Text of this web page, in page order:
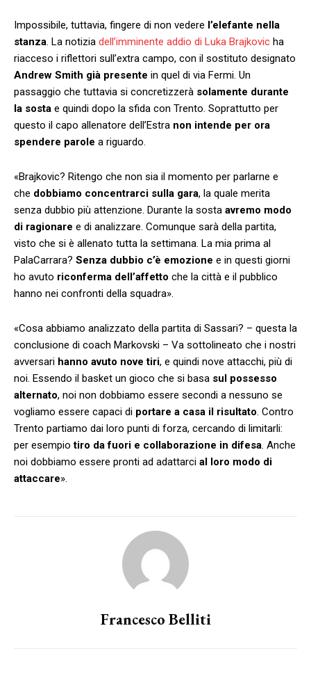
Impossibile, tuttavia, fingere di non vedere l’elefante nella
stanza. La notizia dell’imminente addio di Luka Brajkovic ha
riacceso i riflettori sull’extra campo, con il sostituto designato
Andrew Smith già presente in quel di via Fermi. Un
passaggio che tuttavia si concretizzerà solamente durante
la sosta e quindi dopo la sfida con Trento. Soprattutto per
questo il capo allenatore dell’Estra non intende per ora
spendere parole a riguardo.
«Brajkovic? Ritengo che non sia il momento per parlarne e
che dobbiamo concentrarci sulla gara, la quale merita
senza dubbio più attenzione. Durante la sosta avremo modo
di ragionare e di analizzare. Comunque sarà della partita,
visto che si è allenato tutta la settimana. La mia prima al
PalaCarrara? Senza dubbio c’è emozione e in questi giorni
ho avuto riconferma dell’affetto che la città e il pubblico
hanno nei confronti della squadra».
«Cosa abbiamo analizzato della partita di Sassari? – questa la
conclusione di coach Markovski – Va sottolineato che i nostri
avversari hanno avuto nove tiri, e quindi nove attacchi, più di
noi. Essendo il basket un gioco che si basa sul possesso
alternato, noi non dobbiamo essere secondi a nessuno se
vogliamo essere capaci di portare a casa il risultato. Contro
Trento partiamo dai loro punti di forza, cercando di limitarli:
per esempio tiro da fuori e collaborazione in difesa. Anche
noi dobbiamo essere pronti ad adattarci al loro modo di
attaccare».
Francesco Belliti